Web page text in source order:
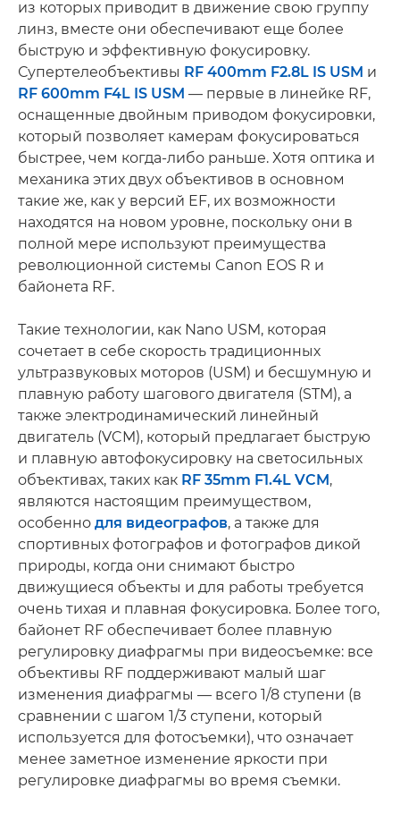
из которых приводит в движение свою группу
линз, вместе они обеспечивают еще более
быструю и эффективную фокусировку.
Супертелеобъективы RF 400mm F2.8L IS USM и
RF 600mm F4L IS USM — первые в линейке RF,
оснащенные двойным приводом фокусировки,
который позволяет камерам фокусироваться
быстрее, чем когда-либо раньше. Хотя оптика и
механика этих двух объективов в основном
такие же, как у версий EF, их возможности
находятся на новом уровне, поскольку они в
полной мере используют преимущества
революционной системы Canon EOS R и
байонета RF.
Такие технологии, как Nano USM, которая
сочетает в себе скорость традиционных
ультразвуковых моторов (USM) и бесшумную и
плавную работу шагового двигателя (STM), а
также электродинамический линейный
двигатель (VCM), который предлагает быструю
и плавную автофокусировку на светосильных
объективах, таких как RF 35mm F1.4L VCM,
являются настоящим преимуществом,
особенно для видеографов, а также для
спортивных фотографов и фотографов дикой
природы, когда они снимают быстро
движущиеся объекты и для работы требуется
очень тихая и плавная фокусировка. Более того,
байонет RF обеспечивает более плавную
регулировку диафрагмы при видеосъемке: все
объективы RF поддерживают малый шаг
изменения диафрагмы — всего 1/8 ступени (в
сравнении с шагом 1/3 ступени, который
используется для фотосъемки), что означает
менее заметное изменение яркости при
регулировке диафрагмы во время съемки.